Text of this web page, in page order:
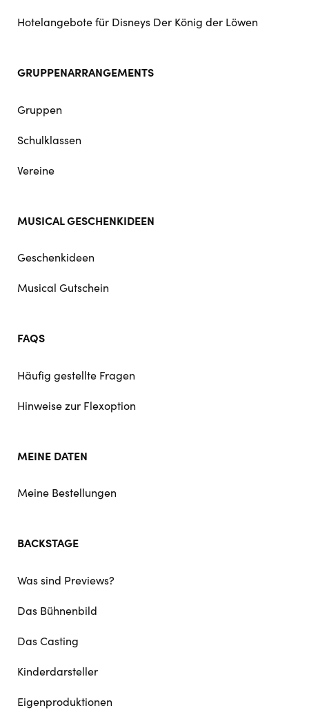
Hotelangebote für Disneys Der König der Löwen
GRUPPENARRANGEMENTS
Gruppen
Schulklassen
Vereine
MUSICAL GESCHENKIDEEN
Geschenkideen
Musical Gutschein
FAQS
Häufig gestellte Fragen
Hinweise zur Flexoption
MEINE DATEN
Meine Bestellungen
BACKSTAGE
Was sind Previews?
Das Bühnenbild
Das Casting
Kinderdarsteller
Eigenproduktionen